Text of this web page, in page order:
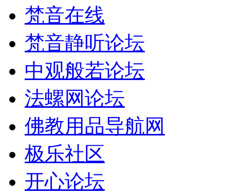
梵音在线
梵音静听论坛
中观般若论坛
法螺网论坛
佛教用品导航网
极乐社区
开心论坛